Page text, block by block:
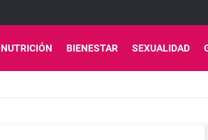
NUTRICIÓN BIENESTAR SEXUALIDAD